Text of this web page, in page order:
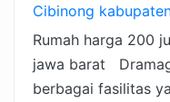
Cibinong
Rumah harga 200
jawa barat
berbagai fasilitas